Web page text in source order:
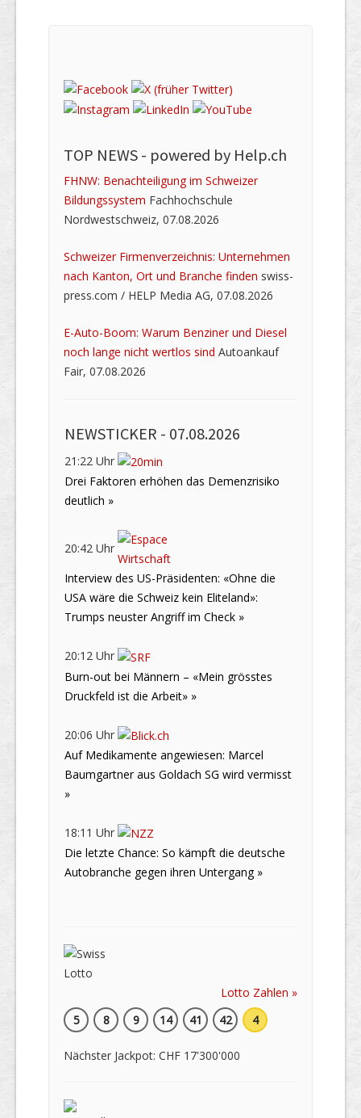
TOP NEWS - powered by Help.ch
FHNW: Benachteiligung im Schweizer
Bildungssystem Fachhochschule
Nordwestschweiz, 07.08.2026
Schweizer Firmenverzeichnis: Unternehmen
nach Kanton, Ort und Branche finden swiss-
press.com / HELP Media AG, 07.08.2026
E-Auto-Boom: Warum Benziner und Diesel
noch lange nicht wertlos sind Autoankauf
Fair, 07.08.2026
NEWSTICKER - 07.08.2026
21:22 Uhr
Drei Faktoren erhöhen das Demenzrisiko
deutlich »
20:42 Uhr
Interview des US-Präsidenten: «Ohne die
USA wäre die Schweiz kein Eliteland»:
Trumps neuster Angriff im Check »
20:12 Uhr
Burn-out bei Männern – «Mein grösstes
Druckfeld ist die Arbeit» »
20:06 Uhr
Auf Medikamente angewiesen: Marcel
Baumgartner aus Goldach SG wird vermisst
»
18:11 Uhr
Die letzte Chance: So kämpft die deutsche
Autobranche gegen ihren Untergang »
Lotto Zahlen »
5
8 9 14 41 42 4
Nächster Jackpot: CHF 17'300'000